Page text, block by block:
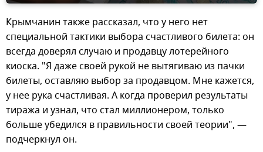
Крымчанин также рассказал, что у него нет
специальной тактики выбора счастливого билета: он
всегда доверял случаю и продавцу лотерейного
киоска. "Я даже своей рукой не вытягиваю из пачки
билеты, оставляю выбор за продавцом. Мне кажется,
у нее рука счастливая. А когда проверил результаты
тиража и узнал, что стал миллионером, только
больше убедился в правильности своей теории", —
подчеркнул он.